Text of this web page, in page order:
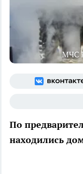
МЧС
По
находились